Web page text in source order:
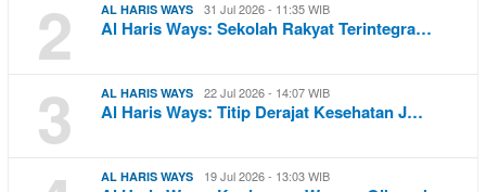
2 AL HARIS WAYS 31 Jul 2026 - 11:35 WIB
Al Haris Ways: Sekolah Rakyat Terintegra…
3 AL HARIS WAYS 22 Jul 2026 - 14:07 WIB
Al Haris Ways: Titip Derajat Kesehatan J…
AL HARIS WAYS 19 Jul 2026 - 13:03 WIB